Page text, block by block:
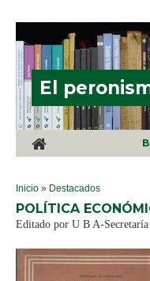
El
SE ENCUENTRA USTED
Inicio » Destacados
POLÍTICA
Editado por U B A-